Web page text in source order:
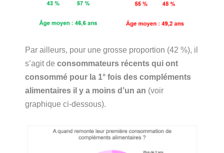
Par ailleurs, pour une grosse proportion (42 %), il
s’agit de consommateurs récents qui ont
consommé pour la 1° fois des compléments
alimentaires il y a moins d’un an (voir
graphique ci-dessous).